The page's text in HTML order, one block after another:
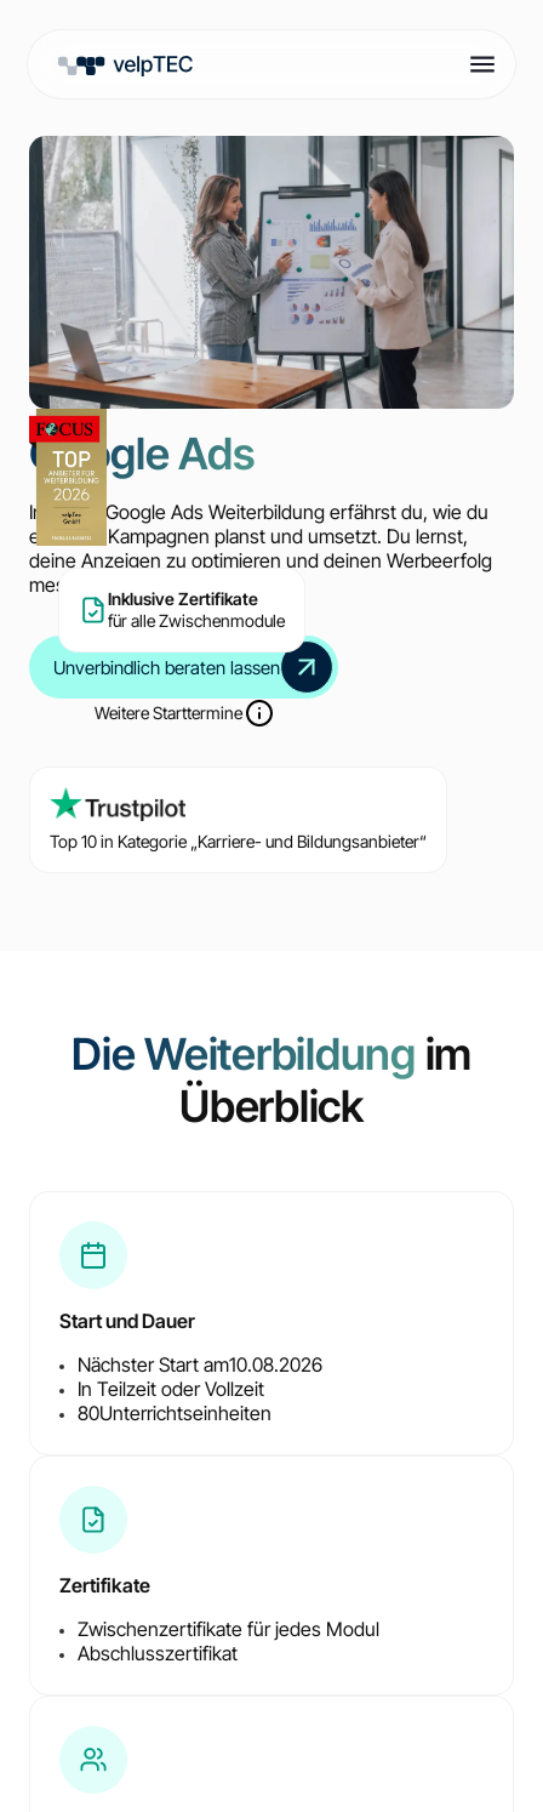
Inklusive Zertifikate
für alle Zwischenmodule
Google Ads
In dieser Google Ads Weiterbildung erfährst du, wie du
effektive Kampagnen planst und umsetzt. Du lernst,
deine Anzeigen zu optimieren und deinen Werbeerfolg
messbar zu steigern.
Unverbindlich beraten lassen
Weitere Starttermine
Top 10 in Kategorie „Karriere- und Bildungsanbieter“
Die Weiterbildung im
Überblick
Start und Dauer
Nächster Start am10.08.2026
In Teilzeit oder Vollzeit
80Unterrichtseinheiten
Zertifikate
Zwischenzertifikate für jedes Modul
Abschlusszertifikat